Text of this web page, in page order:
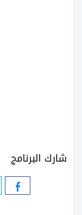
شارك البرنامج